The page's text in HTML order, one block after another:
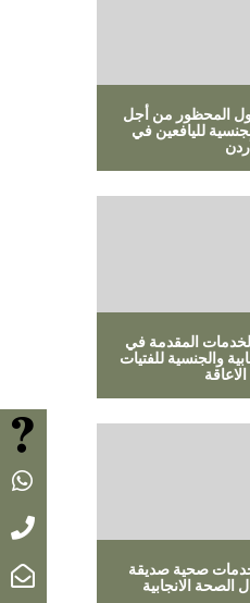
المحظور من أجل
لليافعين في
المقدمة في
والجنسية للفتيات
صحية صديقة
الانجابية